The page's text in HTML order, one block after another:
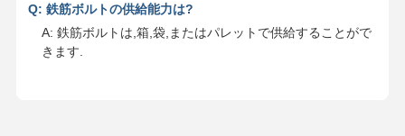
Q: 鉄筋ボルトの供給能力は?
A: 鉄筋ボルトは,箱,袋,またはパレットで供給することがで
きます.